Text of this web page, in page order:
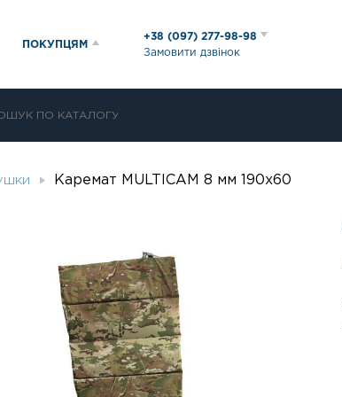
ПОКУПЦЯМ
+38 (097) 277-98-98
Замовити дзвінок
Каремат MULTICAM 8 мм 190х60